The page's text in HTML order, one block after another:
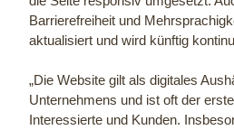
Barrierefreiheit und
aktualisiert und wird künftig
„Die Website gilt als digitales
Unternehmens und ist oft der
Interessierte und Kunden.